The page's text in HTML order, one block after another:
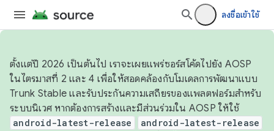
ลงชื่อเข้าใช้
ตั้งแต่ปี 2026 เป็นต้นไป เราจะเผยแพร่ซอร์สโค้ดไปยัง AOSP
ในไตรมาสที่ 2 และ 4 เพื่อให้สอดคล้องกับโมเดลการพัฒนาแบบ
Trunk Stable และรับประกันความเสถียรของแพลตฟอร์มสำหรับ
ระบบนิเวศ หากต้องการสร้างและมีส่วนร่วมใน AOSP ให้ใช้
android-latest-release android-latest-release